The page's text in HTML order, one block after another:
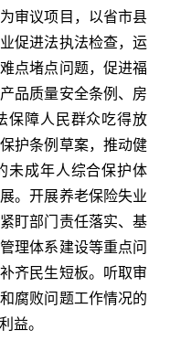
审议项目，以省市县
促进法执法检查，运
点堵点问题，促进福
品质量安全条例、房
保障人民群众吃得放
护条例草案，推动健
未成年人综合保护体
。开展养老保险失业
盯部门责任落实、基
理体系建设等重点问
齐民生短板。听取审
腐败问题工作情况的
益。